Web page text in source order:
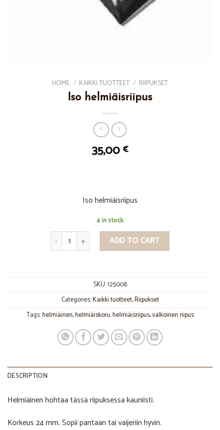
HOME / KAIKKI TUOTTEET / RIIPUKSET
Iso helmiäisriipus
35,00 €
Iso helmiäisriipus
4 in stock
Iso helmiäisriipus quantityADD TO CART
SKU:125008
Categories:Kaikki tuotteet,Riipukset
Tags:helmiäinen,helmiäiskoru,helmiäisriipus,valkoinen riipus
DESCRIPTION
Helmiäinen hohtaa tässä riipuksessa kauniisti.
Korkeus 24 mm. Sopii pantaan tai vaijeriin hyvin.